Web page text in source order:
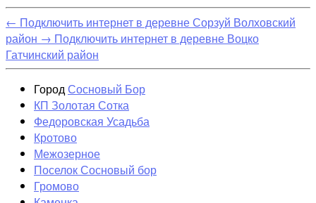
← Подключить интернет в деревне Сорзуй Волховский
район → Подключить интернет в деревне Воцко
Гатчинский район
ГородСосновый Бор
КП Золотая Сотка
Федоровская Усадьба
Кротово
Межозерное
Поселок Сосновый бор
Громово